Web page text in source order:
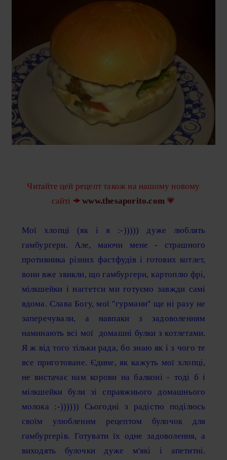
Читайте цей рецепт також на нашому новому
сайті 🠞www.thesaporito.com 💗
Мої хлопці (як і я :-))))) дуже люблять
гамбургери. Але, маючи мене - страшного
противника різних фастфудів і готових котлет,
вони вже звикли, що гамбургери, картоплю фрі,
мілкшейки і наггетси ми готуємо завжди самі
вдома. Слава Богу, мої ''гурмани'' ще ні разу не
заперечували, а навпаки з задоволенням
наминають всі мої домашні булки з котлетами.
Я ж від того тільки рада, бо знаю як і з чого те
все приготоване. Єдине, як кажуть мої хлопці,
не вистачає нам корови на балконі - тоді б і
мілкшейки були зі справжнього домашнього
молока :-)))))) Сьогодні з радістю поділюсь
своїм улюбленим рецептом булочок для
гамбургерів. Готувати їх одне задоволення, а
виходять булочки дуже м'які і апетитні.